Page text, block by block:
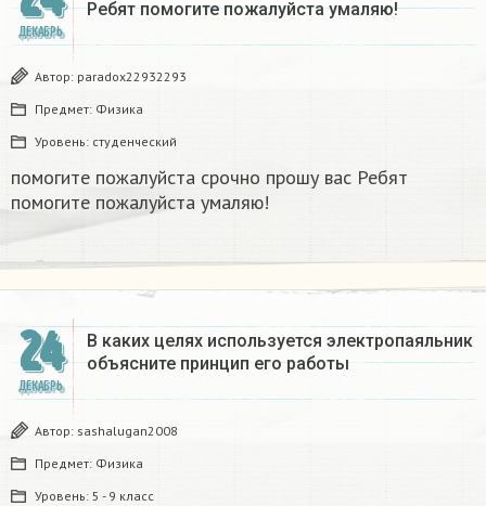
ДЕКАБРЬ
Ребят помогите пожалуйста умаляю! ​
Автор: paradox22932293
Предмет: Физика
Уровень: студенческий
помогите пожалуйста срочно прошу вас Ребят
помогите пожалуйста умаляю! ​
24
ДЕКАБРЬ
В каких целях используется электропаяльник
объясните принцип его работы​
Автор: sashalugan2008
Предмет: Физика
Уровень: 5 - 9 класс